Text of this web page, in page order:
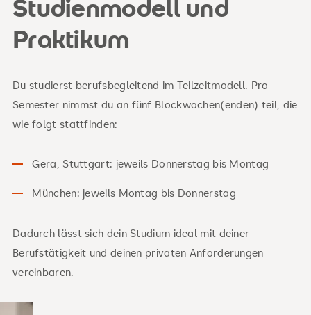
Studienmodell und
Praktikum
Du studierst berufsbegleitend im Teilzeitmodell. Pro
Semester nimmst du an fünf Blockwochen(enden) teil, die
wie folgt stattfinden:
Gera, Stuttgart: jeweils Donnerstag bis Montag
München: jeweils Montag bis Donnerstag
Dadurch lässt sich dein Studium ideal mit deiner
Berufstätigkeit und deinen privaten Anforderungen
vereinbaren.